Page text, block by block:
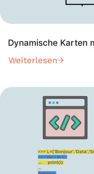
Dynamische Karten
Weiterlesen